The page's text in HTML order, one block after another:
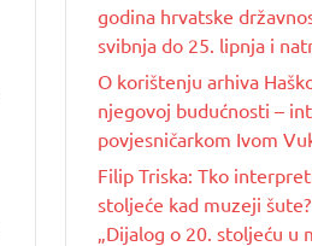
godina hrvatske
svibnja do 25. lipnja i
Dana državnosti u
od 1990. do 2025. godine”
O korištenju arhiva
njegovoj budućnosti –
povjesničarkom Ivom
Filip Triska: Tko
stoljeće kad muzeji
„Dijalog o 20. stoljeću u